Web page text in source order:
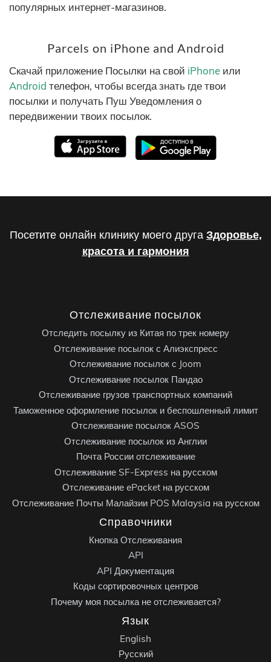
популярных интернет-магазинов.
Parcels on iPhone and Android
Скачай приложение Посылки на свой iPhone или
Android телефон, чтобы всегда знать где твои
посылки и получать Пуш Уведомления о
передвижении твоих посылок.
Посетите онлайн клинику моего друга Здоровье,
красота и гармония
Отслеживание посылок
Отследить посылку из Китая по трек номеру
Отслеживание посылок с Алиэкспресс
Отслеживание посылок с Joom
Отслеживание посылок Пандао
Отслеживание грузов транспортных компаний
Таможенное оформление посылок и беспошленный лимит
Отслеживание посылок ASOS
Отслеживание посылок из Англии
Почта России отслеживание
Отслеживание SF-Express на русском
Отслеживание ePacket на русском
Отслеживание Почты Малайзии POS Malaysia на русском
Справочники
Кнопка Отслеживания
API
API Документация
Коды сортировочных центров
Почему моя посылка не отслеживается?
Язык
English
Русский